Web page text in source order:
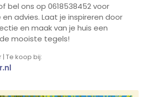
bel ons op 0618538452 voor
advies. Laat je inspireren door
en maak van je huis een
mooiste tegels!
Te koop bij: